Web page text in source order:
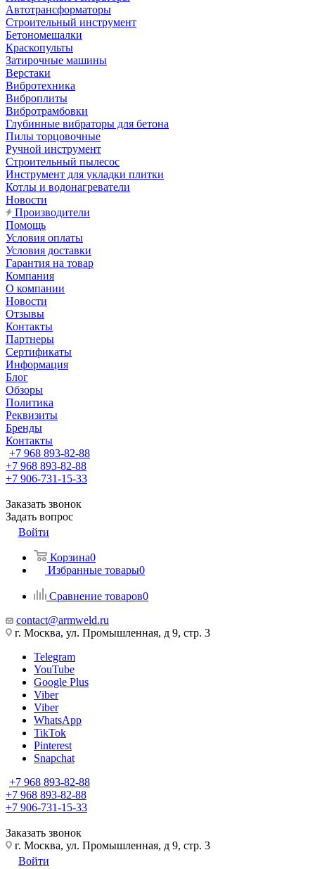
Автотрансформаторы
Строительный инструмент
Бетономешалки
Краскопульты
Затирочные машины
Верстаки
Вибротехника
Виброплиты
Вибротрамбовки
Глубинные вибраторы для бетона
Пилы торцовочные
Ручной инструмент
Строительный пылесос
Инструмент для укладки плитки
Котлы и водонагреватели
Новости
Производители
Помощь
Условия оплаты
Условия доставки
Гарантия на товар
Компания
О компании
Новости
Отзывы
Контакты
Партнеры
Сертификаты
Информация
Блог
Обзоры
Политика
Реквизиты
Бренды
Контакты
+7 968 893-82-88
+7 968 893-82-88
+7 906-731-15-33
Заказать звонок
Задать вопрос
Войти
Корзина0
Избранные товары0
Сравнение товаров0
contact@armweld.ru
г. Москва, ул. Промышленная, д 9, стр. 3
Telegram
YouTube
Google Plus
Viber
Viber
WhatsApp
TikTok
Pinterest
Snapchat
+7 968 893-82-88
+7 968 893-82-88
+7 906-731-15-33
Заказать звонок
г. Москва, ул. Промышленная, д 9, стр. 3
Войти